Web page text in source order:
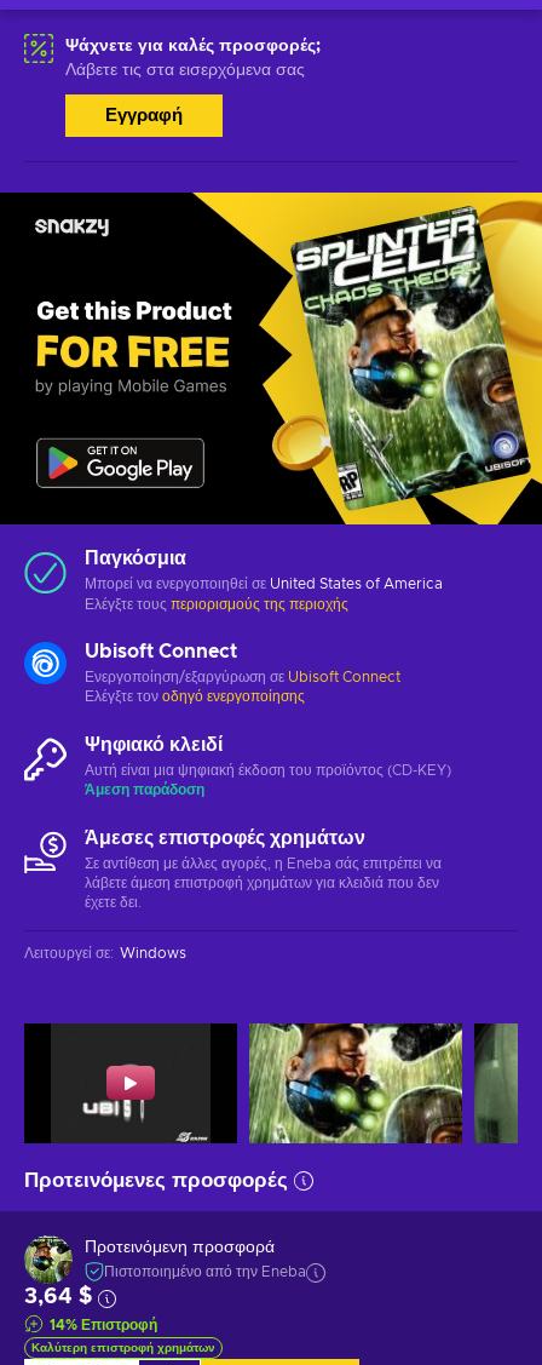
Ψάχνετε για καλές προσφορές;
Λάβετε τις στα εισερχόμενα σας
Εγγραφή
Παγκόσμια
Μπορεί να ενεργοποιηθεί σε United States of America
Ελέγξτε τους περιορισμούς της περιοχής
Ubisoft Connect
Ενεργοποίηση/εξαργύρωση σε Ubisoft Connect
Ελέγξτε τον οδηγό ενεργοποίησης
Ψηφιακό κλειδί
Αυτή είναι μια ψηφιακή έκδοση του προϊόντος (CD-KEY)
Άμεση παράδοση
Άμεσες επιστροφές χρημάτων
Σε αντίθεση με άλλες αγορές, η Eneba σάς επιτρέπει να
λάβετε άμεση επιστροφή χρημάτων για κλειδιά που δεν
έχετε δει.
Λειτουργεί σε: Windows
Προτεινόμενες προσφορές
Προτεινόμενη προσφορά
Πιστοποιημένο από την Eneba
3,64 $
14% Επιστροφή
Καλύτερη επιστροφή χρημάτων